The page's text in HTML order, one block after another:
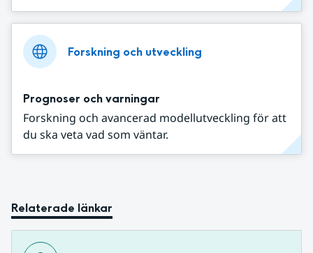
Forskning och utveckling
Prognoser och varningar
Forskning och avancerad modellutveckling för att
du ska veta vad som väntar.
Relaterade länkar